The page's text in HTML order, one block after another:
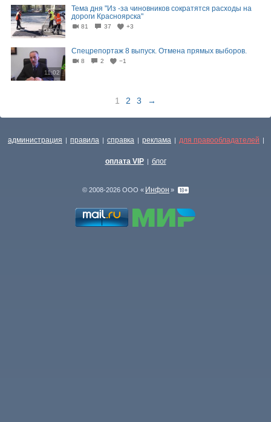
03:00
Тема дня "Из -за чиновников сократятся расходы на
дороги Красноярска"
81 37 +3
11:02
Спецрепортаж 8 выпуск. Отмена прямых выборов.
8 2 −1
1 2 3 →
администрация | правила | справка | реклама | для правообладателей |
оплата VIP | блог
© 2008-2026 ООО « Инфон »